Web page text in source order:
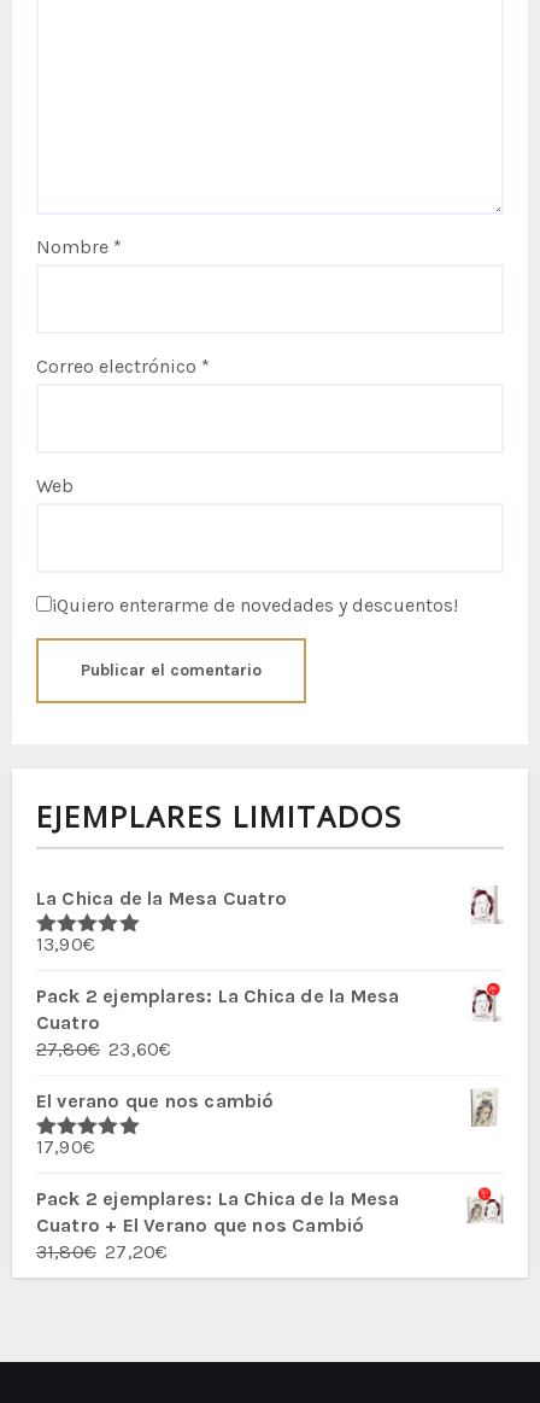
Nombre *
Correo electrónico *
Web
¡Quiero enterarme de novedades y descuentos!
EJEMPLARES LIMITADOS
La Chica de la Mesa Cuatro
Valorado
5
13,90€
Pack 2 ejemplares: La Chica de la Mesa
Cuatro
27,80€ El
original
era:
23,60€
actual
El verano que nos cambió
Valorado
5
17,90€
Pack 2 ejemplares: La Chica de la Mesa
Cuatro + El Verano que nos Cambió
31,80€ El
precio
31,80€.
27,20€
precio
27,20€.